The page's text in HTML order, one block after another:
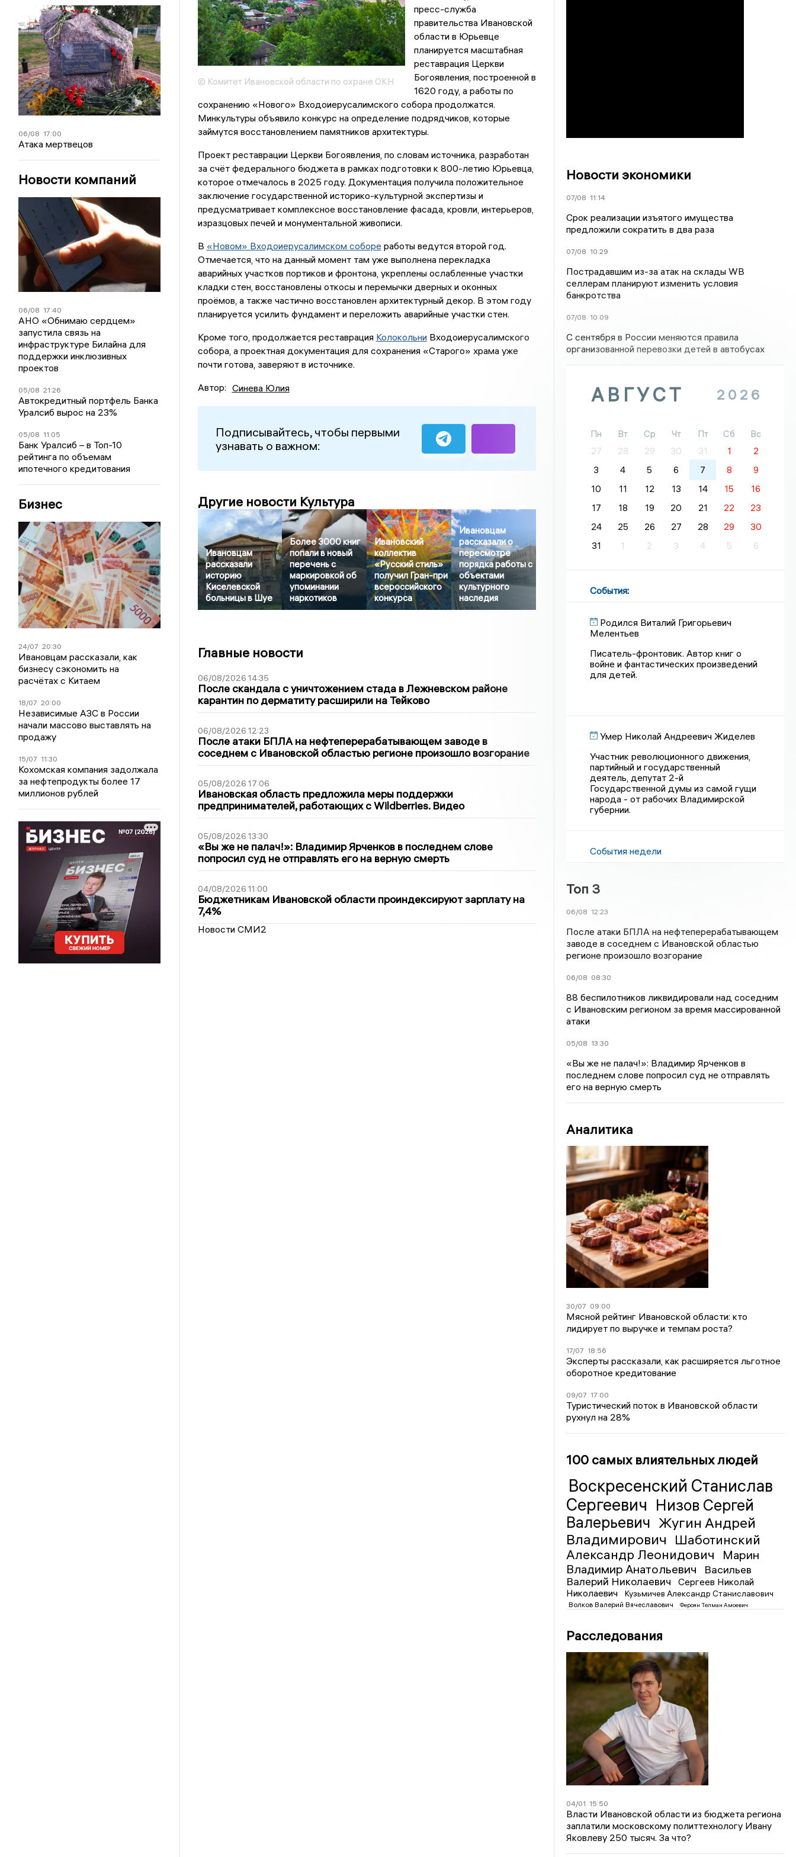
06/08 17:00
Атака мертвецов
Новости компаний
06/08 17:40
АНО «Обнимаю сердцем»
запустила связь на
инфраструктуре Билайна для
поддержки инклюзивных
проектов
05/08 21:26
Автокредитный портфель Банка
Уралсиб вырос на 23%
05/08 11:05
Банк Уралсиб – в Топ-10
рейтинга по объемам
ипотечного кредитования
Бизнес
24/07 20:30
Ивановцам рассказали, как
бизнесу сэкономить на
расчётах с Китаем
18/07 20:00
Независимые АЗС в России
начали массово выставлять на
продажу
15/07 11:30
Кохомская компания задолжала
за нефтепродукты более 17
миллионов рублей
© Комитет Ивановской области по охране ОКН
пресс-служба
правительства Ивановской
области в Юрьевце
планируется масштабная
реставрация Церкви
Богоявления, построенной в
1620 году, а работы по
сохранению «Нового» Входоиерусалимского собора продолжатся.
Минкультуры объявило конкурс на определение подрядчиков, которые
займутся восстановлением памятников архитектуры.
Проект реставрации Церкви Богоявления, по словам источника, разработан
за счёт федерального бюджета в рамках подготовки к 800-летию Юрьевца,
которое отмечалось в 2025 году. Документация получила положительное
заключение государственной историко-культурной экспертизы и
предусматривает комплексное восстановление фасада, кровли, интерьеров,
изразцовых печей и монументальной живописи.
В «Новом» Входоиерусалимском соборе работы ведутся второй год.
Отмечается, что на данный момент там уже выполнена перекладка
аварийных участков портиков и фронтона, укреплены ослабленные участки
кладки стен, восстановлены откосы и перемычки дверных и оконных
проёмов, а также частично восстановлен архитектурный декор. В этом году
планируется усилить фундамент и переложить аварийные участки стен.
Кроме того, продолжается реставрация КолокольниВходоиерусалимского
собора, а проектная документация для сохранения «Старого» храма уже
почти готова, заверяют в источнике.
Автор: Синева Юлия
Подписывайтесь, чтобы первыми
узнавать о важном:
Другие новости Культура
Ивановцам
рассказали
историю
Киселевской
больницы в Шуе
Более 3000 книг
попали в новый
перечень с
маркировкой об
упоминании
наркотиков
Ивановский
коллектив
«Русский стиль»
получил Гран-при
всероссийского
конкурса
Ивановцам
рассказали о
пересмотре
порядка работы с
объектами
культурного
наследия
Главные новости
06/08/2026 14:35
После скандала с уничтожением стада в Лежневском районе
карантин по дерматиту расширили на Тейково
06/08/2026 12:23
После атаки БПЛА на нефтеперерабатывающем заводе в
соседнем с Ивановской областью регионе произошло возгорание
05/08/2026 17:06
Ивановская область предложила меры поддержки
предпринимателей, работающих с Wildberries. Видео
05/08/2026 13:30
«Вы же не палач!»: Владимир Ярченков в последнем слове
попросил суд не отправлять его на верную смерть
04/08/2026 11:00
Бюджетникам Ивановской области проиндексируют зарплату на
7,4%
Новости СМИ2
Новости экономики
07/08 11:14
Срок реализации изъятого имущества
предложили сократить в два раза
07/08 10:29
Пострадавшим из-за атак на склады WВ
селлерам планируют изменить условия
банкротства
07/08 10:09
С сентября в России меняются правила
организованной перевозки детей в автобусах
АВГУСТ 2026
Пн Вт Ср Чт Пт Сб
Вс
27
28 29 30 31 1
2
3
4 5 6 7 8
9
10
11 12 13 14 15
16
17
18 19 20 21 22
23
24
25 26 27 28 29
30
31
1 2 3 4 5 6
События:
Родился Виталий Григорьевич
Мелентьев
Писатель-фронтовик. Автор книг о
войне и фантастических произведений
для детей.
Умер Николай Андреевич Жиделев
Участник революционного движения,
партийный и государственный
деятель, депутат 2-й
Государственной думы из самой гущи
народа - от рабочих Владимирской
губернии.
События недели
Топ 3
06/08 12:23
После атаки БПЛА на нефтеперерабатывающем
заводе в соседнем с Ивановской областью
регионе произошло возгорание
06/08 08:30
88 беспилотников ликвидировали над соседним
с Ивановским регионом за время массированной
атаки
05/08 13:30
«Вы же не палач!»: Владимир Ярченков в
последнем слове попросил суд не отправлять
его на верную смерть
Аналитика
30/07 09:00
Мясной рейтинг Ивановской области: кто
лидирует по выручке и темпам роста?
17/07 18:56
Эксперты рассказали, как расширяется льготное
оборотное кредитование
09/07 17:00
Туристический поток в Ивановской области
рухнул на 28%
100 самых влиятельных людей
Воскресенский Станислав
Сергеевич Низов Сергей
Валерьевич Жугин Андрей
Владимирович
Шаботинский
Александр Леонидович
Марин
Владимир Анатольевич
Васильев
Валерий Николаевич
Сергеев Николай
Николаевич
Кузьмичев Александр Станиславович
Волков Валерий Вячеславович Фероян Телман Амоевич
Расследования
04/01 15:50
Власти Ивановской области из бюджета региона
заплатили московскому политтехнологу Ивану
Яковлеву 250 тысяч. За что?